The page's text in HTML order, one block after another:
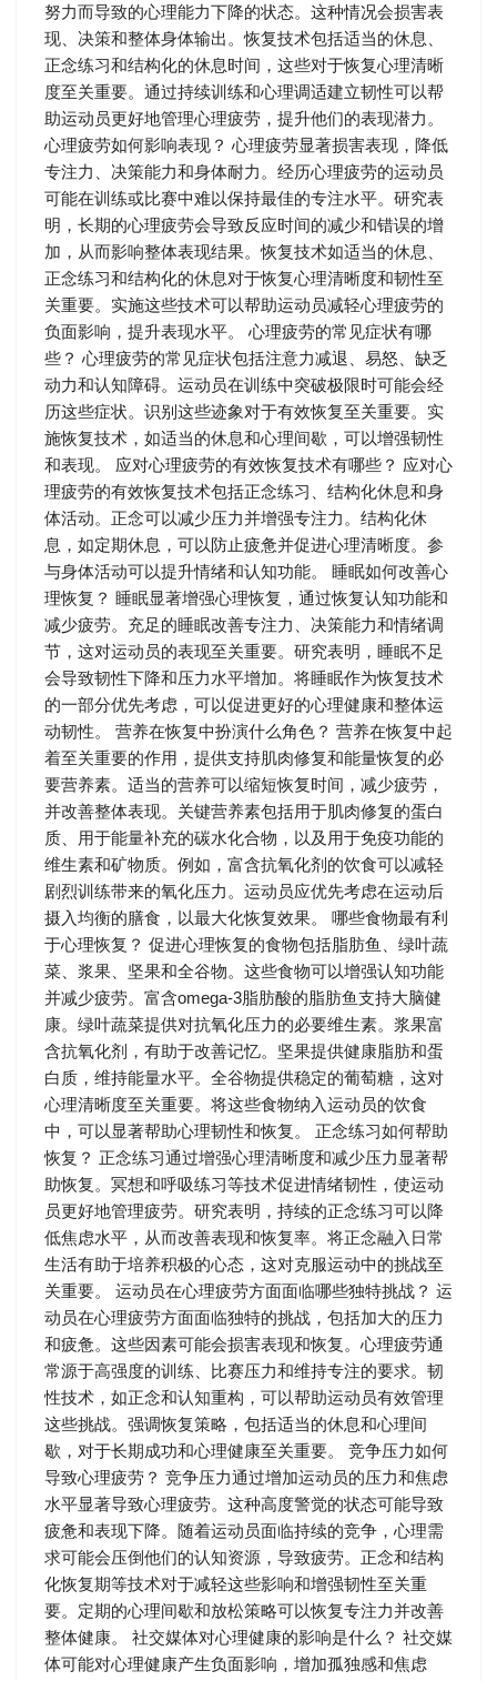
努力而导致的心理能力下降的状态。这种情况会损害表
现、决策和整体身体输出。恢复技术包括适当的休息、
正念练习和结构化的休息时间，这些对于恢复心理清晰
度至关重要。通过持续训练和心理调适建立韧性可以帮
助运动员更好地管理心理疲劳，提升他们的表现潜力。
心理疲劳如何影响表现？ 心理疲劳显著损害表现，降低
专注力、决策能力和身体耐力。经历心理疲劳的运动员
可能在训练或比赛中难以保持最佳的专注水平。研究表
明，长期的心理疲劳会导致反应时间的减少和错误的增
加，从而影响整体表现结果。恢复技术如适当的休息、
正念练习和结构化的休息对于恢复心理清晰度和韧性至
关重要。实施这些技术可以帮助运动员减轻心理疲劳的
负面影响，提升表现水平。 心理疲劳的常见症状有哪
些？ 心理疲劳的常见症状包括注意力减退、易怒、缺乏
动力和认知障碍。运动员在训练中突破极限时可能会经
历这些症状。识别这些迹象对于有效恢复至关重要。实
施恢复技术，如适当的休息和心理间歇，可以增强韧性
和表现。 应对心理疲劳的有效恢复技术有哪些？ 应对心
理疲劳的有效恢复技术包括正念练习、结构化休息和身
体活动。正念可以减少压力并增强专注力。结构化休
息，如定期休息，可以防止疲惫并促进心理清晰度。参
与身体活动可以提升情绪和认知功能。 睡眠如何改善心
理恢复？ 睡眠显著增强心理恢复，通过恢复认知功能和
减少疲劳。充足的睡眠改善专注力、决策能力和情绪调
节，这对运动员的表现至关重要。研究表明，睡眠不足
会导致韧性下降和压力水平增加。将睡眠作为恢复技术
的一部分优先考虑，可以促进更好的心理健康和整体运
动韧性。 营养在恢复中扮演什么角色？ 营养在恢复中起
着至关重要的作用，提供支持肌肉修复和能量恢复的必
要营养素。适当的营养可以缩短恢复时间，减少疲劳，
并改善整体表现。关键营养素包括用于肌肉修复的蛋白
质、用于能量补充的碳水化合物，以及用于免疫功能的
维生素和矿物质。例如，富含抗氧化剂的饮食可以减轻
剧烈训练带来的氧化压力。运动员应优先考虑在运动后
摄入均衡的膳食，以最大化恢复效果。 哪些食物最有利
于心理恢复？ 促进心理恢复的食物包括脂肪鱼、绿叶蔬
菜、浆果、坚果和全谷物。这些食物可以增强认知功能
并减少疲劳。富含omega-3脂肪酸的脂肪鱼支持大脑健
康。绿叶蔬菜提供对抗氧化压力的必要维生素。浆果富
含抗氧化剂，有助于改善记忆。坚果提供健康脂肪和蛋
白质，维持能量水平。全谷物提供稳定的葡萄糖，这对
心理清晰度至关重要。将这些食物纳入运动员的饮食
中，可以显著帮助心理韧性和恢复。 正念练习如何帮助
恢复？ 正念练习通过增强心理清晰度和减少压力显著帮
助恢复。冥想和呼吸练习等技术促进情绪韧性，使运动
员更好地管理疲劳。研究表明，持续的正念练习可以降
低焦虑水平，从而改善表现和恢复率。将正念融入日常
生活有助于培养积极的心态，这对克服运动中的挑战至
关重要。 运动员在心理疲劳方面面临哪些独特挑战？ 运
动员在心理疲劳方面面临独特的挑战，包括加大的压力
和疲惫。这些因素可能会损害表现和恢复。心理疲劳通
常源于高强度的训练、比赛压力和维持专注的要求。韧
性技术，如正念和认知重构，可以帮助运动员有效管理
这些挑战。强调恢复策略，包括适当的休息和心理间
歇，对于长期成功和心理健康至关重要。 竞争压力如何
导致心理疲劳？ 竞争压力通过增加运动员的压力和焦虑
水平显著导致心理疲劳。这种高度警觉的状态可能导致
疲惫和表现下降。随着运动员面临持续的竞争，心理需
求可能会压倒他们的认知资源，导致疲劳。正念和结构
化恢复期等技术对于减轻这些影响和增强韧性至关重
要。定期的心理间歇和放松策略可以恢复专注力并改善
整体健康。 社交媒体对心理健康的影响是什么？ 社交媒
体可能对心理健康产生负面影响，增加孤独感和焦虑